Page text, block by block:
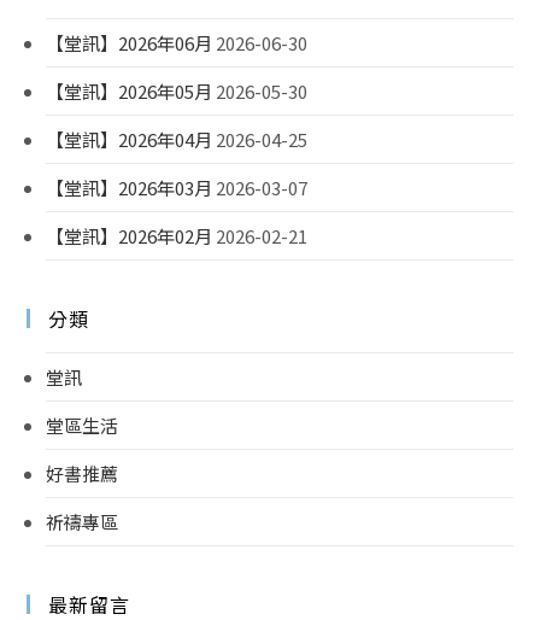
【堂訊】2026年06月 2026-06-30
【堂訊】2026年05月 2026-05-30
【堂訊】2026年04月 2026-04-25
【堂訊】2026年03月 2026-03-07
【堂訊】2026年02月 2026-02-21
分類
堂訊
堂區生活
好書推薦
祈禱專區
最新留言